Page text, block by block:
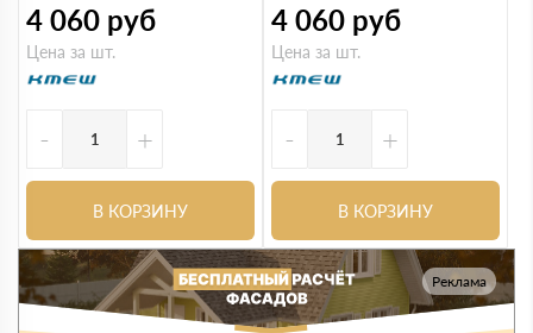
4 060 руб
Цена за шт.
- +
В КОРЗИНУ
4 060 руб
Цена за шт.
- +
В КОРЗИНУ
Реклама